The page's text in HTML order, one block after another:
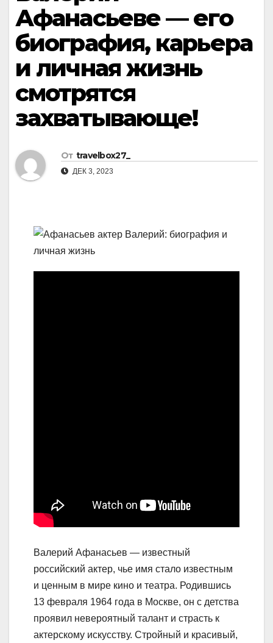
Афанасьеве — его
биография, карьера
и личная жизнь
смотрятся
захватывающе!
От travelbox27_
ДЕК 3, 2023
Валерий Афанасьев — известный
российский актер, чье имя стало известным
и ценным в мире кино и театра. Родившись
13 февраля 1964 года в Москве, он с детства
проявил невероятный талант и страсть к
актерскому искусству. Стройный и красивый,